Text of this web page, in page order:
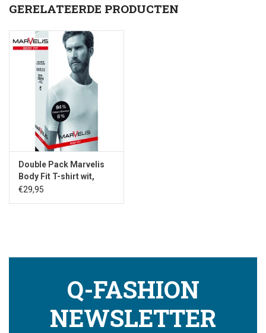
GERELATEERDE PRODUCTEN
Double Pack Marvelis
Body Fit T-shirt wit,
ronde hals
€29,95
Q-FASHION
NEWSLETTER